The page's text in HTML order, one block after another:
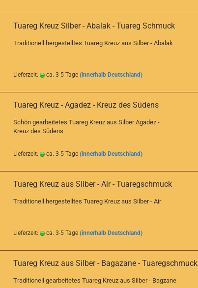
Tuareg Kreuz Silber - Abalak - Tuareg Schmuck
Traditionell hergestelltes Tuareg Kreuz aus Silber - Abalak
Lieferzeit: ca. 3-5 Tage (innerhalb Deutschland)
Tuareg Kreuz - Agadez - Kreuz des Südens
Schön gearbeitetes Tuareg Kreuz aus Silber Agadez -
Kreuz des Südens
Lieferzeit: ca. 3-5 Tage (innerhalb Deutschland)
Tuareg Kreuz aus Silber - Air - Tuaregschmuck
Traditionell hergestelltes Tuareg Kreuz aus Silber - Air
Lieferzeit: ca. 3-5 Tage (innerhalb Deutschland)
Tuareg Kreuz aus Silber - Bagazane - Tuaregschmuck
Traditionell gearbeitetes Tuareg Kreuz aus Silber - Bagzane